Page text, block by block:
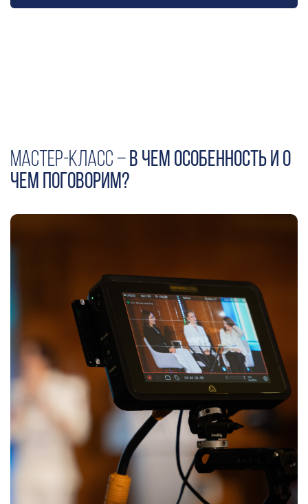
Мастер-класс –в чем особенность и о
чем поговорим?